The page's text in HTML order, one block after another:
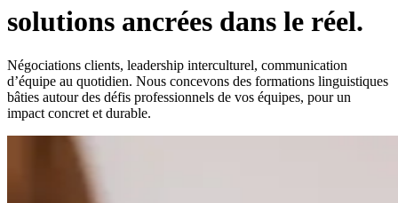
solutions ancrées dans le réel.
Négociations clients, leadership interculturel, communication
d’équipe au quotidien. Nous concevons des formations linguistiques
bâties autour des défis professionnels de vos équipes, pour un
impact concret et durable.